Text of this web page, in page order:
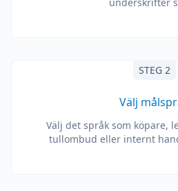
STEG 2
Välj
Välj det språk som köpare,
tullombud eller internt